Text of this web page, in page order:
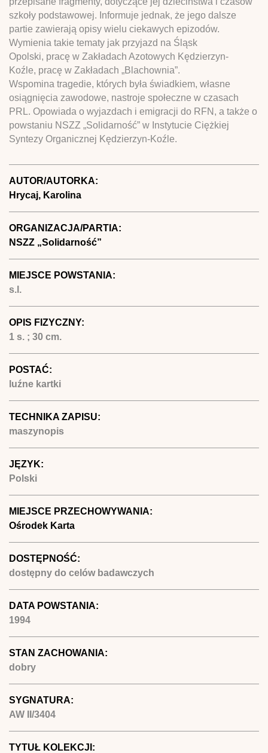
szkoły podstawowej. Informuje jednak, że jego dalsze
partie zawierają opisy wielu ciekawych epizodów.
Wymienia takie tematy jak przyjazd na Śląsk
Opolski, pracę w Zakładach Azotowych Kędzierzyn-
Koźle, pracę w Zakładach „Blachownia”.
Wspomina tragedie, których była świadkiem, własne
osiągnięcia zawodowe, nastroje społeczne w czasach
PRL. Opowiada o wyjazdach i emigracji do RFN, a także o
powstaniu NSZZ „Solidarność” w Instytucie Ciężkiej
Syntezy Organicznej Kędzierzyn-Koźle.
AUTOR/AUTORKA:
Hrycaj, Karolina
ORGANIZACJA/PARTIA:
NSZZ „Solidarność”
MIEJSCE POWSTANIA:
s.l.
OPIS FIZYCZNY:
1 s. ; 30 cm.
POSTAĆ:
luźne kartki
TECHNIKA ZAPISU:
maszynopis
JĘZYK:
Polski
MIEJSCE PRZECHOWYWANIA:
Ośrodek Karta
DOSTĘPNOŚĆ:
dostępny do celów badawczych
DATA POWSTANIA:
1994
STAN ZACHOWANIA:
dobry
SYGNATURA:
AW II/3404
TYTUŁ KOLEKCJI: